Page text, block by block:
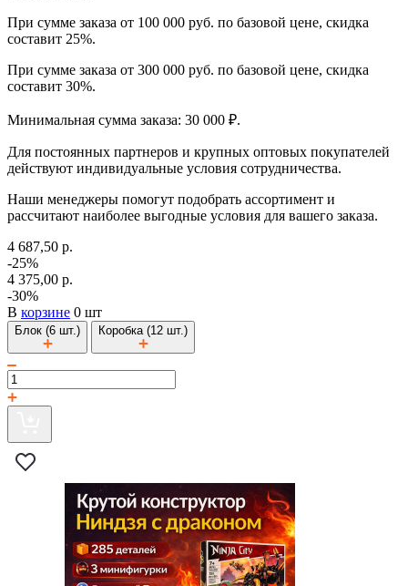
При сумме заказа от 100 000 руб. по базовой цене, скидка
составит 25%.
При сумме заказа от 300 000 руб. по базовой цене, скидка
составит 30%.
Минимальная сумма заказа: 30 000 ₽.
Для постоянных партнеров и крупных оптовых покупателей
действуют индивидуальные условия сотрудничества.
Наши менеджеры помогут подобрать ассортимент и
рассчитают наиболее выгодные условия для вашего заказа.
4 687,50 р.
-25%
4 375,00 р.
-30%
В корзине 0 шт
Блок (6 шт.) Коробка (12 шт.)